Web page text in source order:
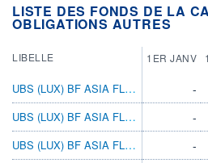
LISTE DES FONDS DE LA
OBLIGATIONS AUTRES
LIBELLE 1ER JANV
UBS (LUX) BF ASIA FLEXIBLE EURH N ACC -
UBS (LUX) BF ASIA FLEXIBLE EURH P ACC
-
UBS (LUX) BF ASIA FLEXIBLE EURH P DIS
-